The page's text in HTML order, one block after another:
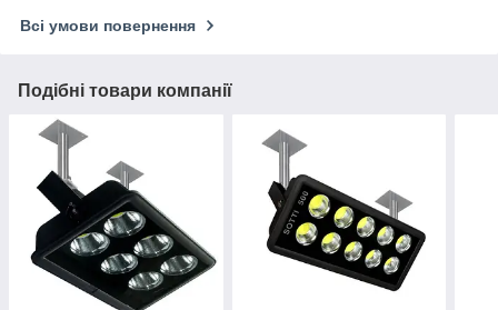
Всі умови повернення
Подібні товари компанії